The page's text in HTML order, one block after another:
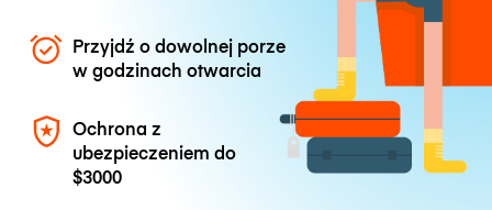
Przyjdź o dowolnej porze
w godzinach otwarcia
Ochrona z
ubezpieczeniem do
$3000